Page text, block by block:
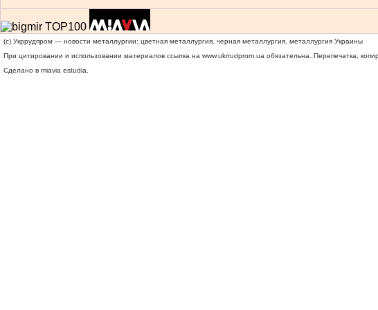
(c) Укррудпром — новости металлургии: цветная металлургия, черная металлургия, металлургия Украины
При цитировании и использовании материалов ссылка на www.ukrrudprom.ua обязательна. Перепечатка,
Сделано в miavia estudia.